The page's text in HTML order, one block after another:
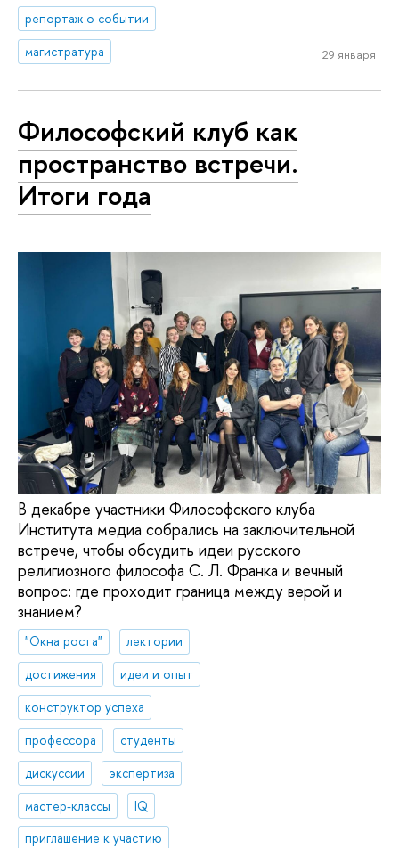
репортаж о событии
магистратура
29 января
Философский клуб как
пространство встречи.
Итоги года
В декабре участники Философского клуба
Института медиа собрались на заключительной
встрече, чтобы обсудить идеи русского
религиозного философа С. Л. Франка и вечный
вопрос: где проходит граница между верой и
знанием?
"Окна роста"
лектории
достижения
идеи и опыт
конструктор успеха
профессора
студенты
дискуссии
экспертиза
мастер-классы
IQ
приглашение к участию